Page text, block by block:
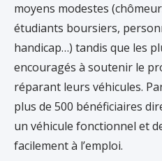
moyens modestes
étudiants boursiers,
handicap…) tandis que les
encouragés à soutenir le
réparant leurs véhicules.
plus de 500 bénéficiaires
un véhicule fonctionnel et
facilement à l’emploi.